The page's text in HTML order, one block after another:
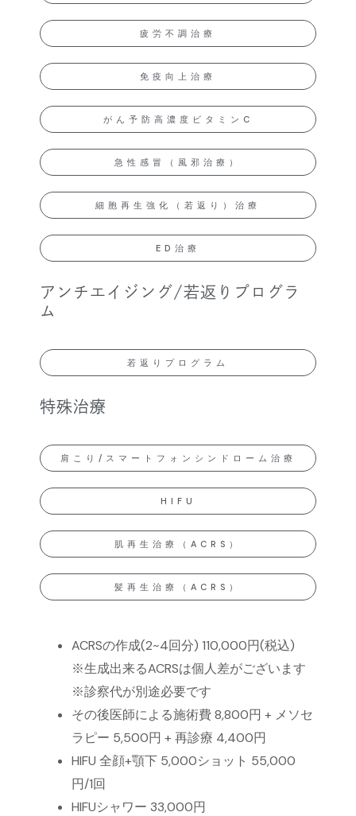
疲労不調治療
免疫向上治療
がん予防高濃度ビタミンC
急性感冒（風邪治療）
細胞再生強化（若返り）治療
ED治療
アンチエイジング/若返りプログラ
ム
若返りプログラム
特殊治療
肩こり/スマートフォンシンドローム治療
HIFU
肌再生治療（ACRS）
髪再生治療（ACRS）
ACRSの作成(2~4回分) 110,000円(税込)
※生成出来るACRSは個人差がございます
※診察代が別途必要です
その後医師による施術費 8,800円 + メソセ
ラピー 5,500円 + 再診療 4,400円
HIFU 全顔+顎下 5,000ショット 55,000
円/1回
HIFUシャワー 33,000円